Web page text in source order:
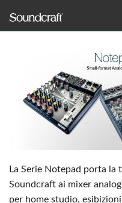
Casi di studio e notizie
dove acquistare
La Serie Notepad porta la
Soundcraft ai mixer
per home studio,